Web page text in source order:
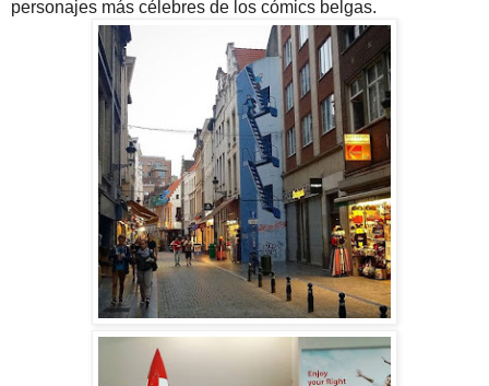
personajes más célebres de los cómics belgas.